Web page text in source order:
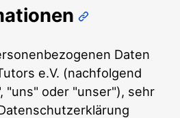
Daten
e.V. (nachfolgend
"uns" oder "unser"), sehr